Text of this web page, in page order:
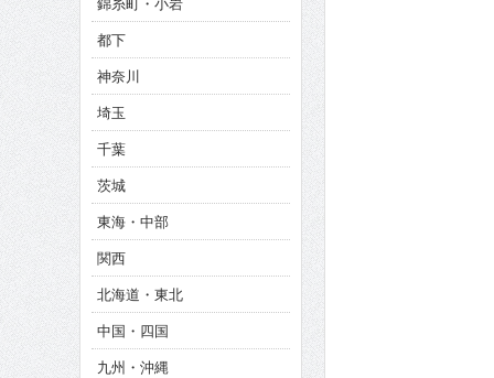
CINEMA×STYLE 286号
CINEMA×STYLE 285号
CINEMA×STYLE 294号
都下
神奈川
埼玉
千葉
茨城
東海・中部
関西
北海道・東北
中国・四国
九州・沖縄